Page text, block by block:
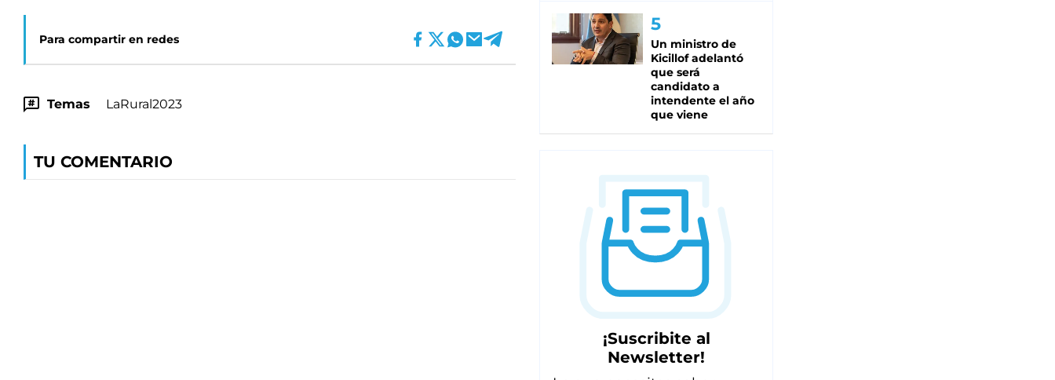
Para compartir en redes
Temas LaRural2023
TU COMENTARIO
Un ministro de
Kicillof adelantó
que será
candidato a
intendente el año
que viene
¡Suscribite al
Newsletter!